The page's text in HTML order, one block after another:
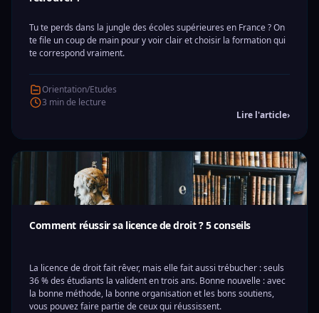
Tu te perds dans la jungle des écoles supérieures en France ? On
te file un coup de main pour y voir clair et choisir la formation qui
te correspond vraiment.
Orientation/Etudes
3 min de lecture
Lire l'article›
Comment réussir sa licence de droit ? 5 conseils
La licence de droit fait rêver, mais elle fait aussi trébucher : seuls
36 % des étudiants la valident en trois ans. Bonne nouvelle : avec
la bonne méthode, la bonne organisation et les bons soutiens,
vous pouvez faire partie de ceux qui réussissent.